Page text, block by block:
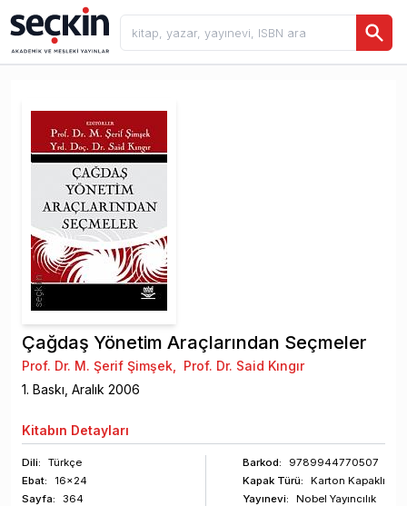
Çağdaş Yönetim Araçlarından Seçmeler
Prof. Dr. M. Şerif Şimşek
Prof. Dr. Said Kıngır
1. Baskı, Aralık 2006
Kitabın Detayları
Dili:
Türkçe
Ebat:
16x24
Sayfa: 364
Barkod:
9789944770507
Kapak Türü:
Karton Kapaklı
Yayınevi:
Nobel Yayıncılık